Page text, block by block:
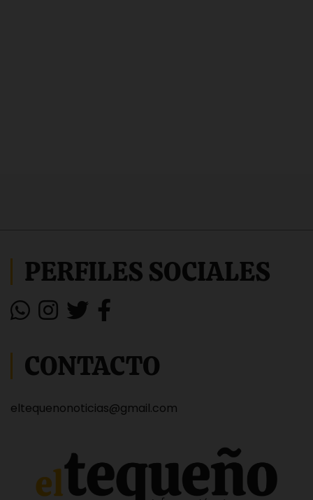
PERFILES SOCIALES
CONTACTO
eltequenonoticias@gmail.com